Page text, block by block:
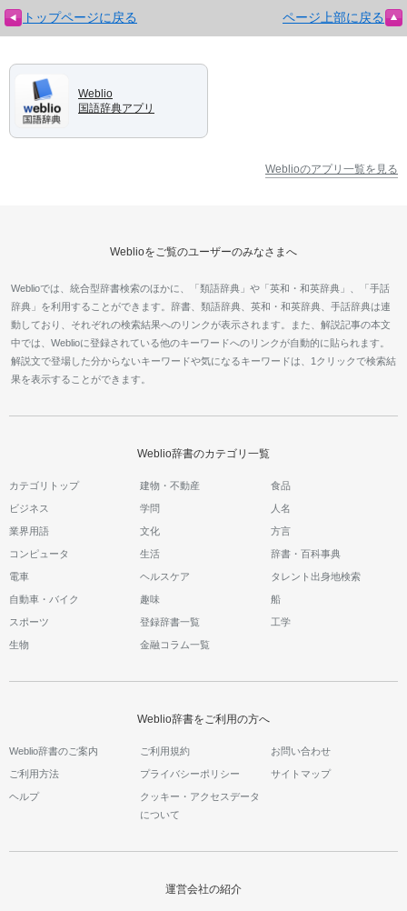
トップページに戻る ページ上部に戻る
Weblio
国語辞典アプリ
Weblioのアプリ一覧を見る
Weblioをご覧のユーザーのみなさまへ
Weblioでは、統合型辞書検索のほかに、「類語辞典」や「英和・和英辞典」、「手話
辞典」を利用することができます。辞書、類語辞典、英和・和英辞典、手話辞典は連
動しており、それぞれの検索結果へのリンクが表示されます。また、解説記事の本文
中では、Weblioに登録されている他のキーワードへのリンクが自動的に貼られます。
解説文で登場した分からないキーワードや気になるキーワードは、1クリックで検索結
果を表示することができます。
Weblio辞書のカテゴリ一覧
カテゴリトップ 建物・不動産 食品
ビジネス 学問 人名
業界用語 文化 方言
コンピュータ 生活 辞書・百科事典
電車 ヘルスケア タレント出身地検索
自動車・バイク 趣味 船
スポーツ 登録辞書一覧 工学
生物 金融コラム一覧
Weblio辞書をご利用の方へ
Weblio辞書のご案内 ご利用規約 お問い合わせ
ご利用方法 プライバシーポリシー サイトマップ
ヘルプ
クッキー・アクセスデータ
について
運営会社の紹介